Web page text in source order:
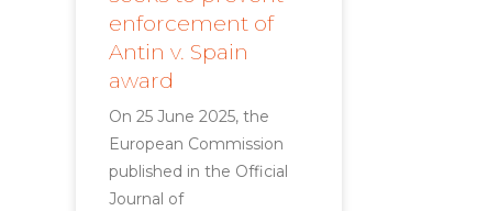
enforcement of
Antin v. Spain
award
On 25 June 2025, the
European Commission
published in the Official
Journal of